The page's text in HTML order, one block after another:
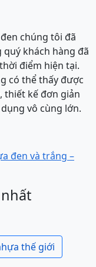
chúng tôi đã
quý khách hàng đã
điểm hiện tại.
có thể thấy được
thiết kế đơn giản
vô cùng lớn.
đen và trắng –
thế giới